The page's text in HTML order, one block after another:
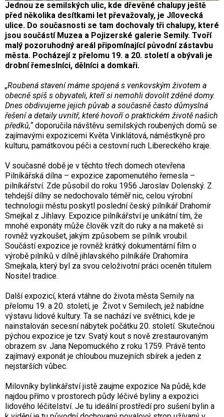
Jednou ze semilských ulic, kde dřevěné chalupy ještě
před několika desítkami let převažovaly, je Jílovecká
ulice. Do současnosti se tam dochovaly tři chalupy, které
jsou součástí Muzea a Pojizerské galerie Semily. Tvoří
malý pozoruhodný areál připomínající původní zástavbu
města. Pocházejí z přelomu 19. a 20. století a obývali je
drobní řemeslníci, dělníci a domkaři.
„Roubená stavení máme spojená s venkovským životem a
obecně spíš s obyvateli, kteří si nemohli dovolit zděné domy.
Dnes obdivujeme jejich půvab a současně často důmyslná
řešení a detaily uvnitř, které hovoří o praktickém životě našich
předků,“ doporučila návštěvu semilských roubených domů se
zajímavými expozicemi Květa Vinklátová, náměstkyně pro
kulturu, památkovou péči a cestovní ruch Libereckého kraje.
V současné době je v těchto třech domech otevřena
Pilníkářská dílna – expozice zapomenutého řemesla –
pilníkářství. Zde působil do roku 1956 Jaroslav Dolenský. Z
tehdejší dílny se nedochovalo téměř nic, celou výrobní
technologii městu poskytl poslední český pilníkář Drahomír
Smejkal z Jihlavy. Expozice pilníkářství je unikátní tím, že
mnohé exponáty může člověk vzít do ruky a na maketě si
rovněž vyzkoušet, jakým způsobem se pilník vroubil.
Součástí expozice je rovněž krátký dokumentární film o
výrobě pilníků v dílně jihlavského pilníkáře Drahomíra
Smejkala, který byl za svou celoživotní práci oceněn titulem
Nositel tradice.
Další expozicí, která vtáhne do života města Semily na
přelomu 19. a 20. století, je Život v Semilech, jež nabídne
výstavu lidové kultury. Ta se nachází ve světnici, kde je
nainstalován secesní nábytek počátku 20. století. Skutečnou
pýchou expozice je tzv. Svatý kout s nově zrestaurovaným
obrazem sv. Jana Nepomuckého z roku 1759. Právě tento
zajímavý exponát je chloubou muzejních sbírek a jeden z
nejstarších vůbec.
Milovníky bylinkářství jistě zaujme expozice Na půdě, kde
najdou přímo v prostorech půdy léčivé byliny a expozici
lidového léčitelství. Je tu ideální prostředí pro sušení bylin a